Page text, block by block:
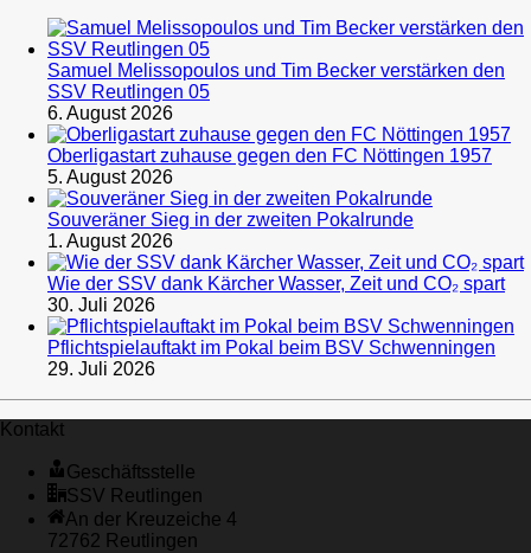
Samuel Melissopoulos und Tim Becker verstärken den
SSV Reutlingen 05
6. August 2026
Oberligastart zuhause gegen den FC Nöttingen 1957
5. August 2026
Souveräner Sieg in der zweiten Pokalrunde
1. August 2026
Wie der SSV dank Kärcher Wasser, Zeit und CO₂ spart
30. Juli 2026
Pflichtspielauftakt im Pokal beim BSV Schwenningen
29. Juli 2026
Kontakt
Geschäftsstelle
SSV Reutlingen
An der Kreuzeiche 4
72762 Reutlingen